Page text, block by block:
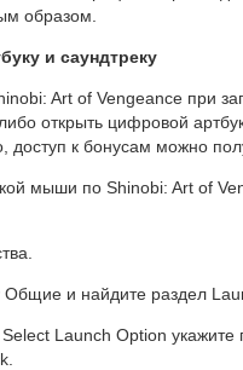
образом.
и саундтреку
Art of Vengeance при
открыть цифровой
доступ к бонусам можно
мыши по Shinobi: Art of
Общие и найдите раздел
Launch Option укажите